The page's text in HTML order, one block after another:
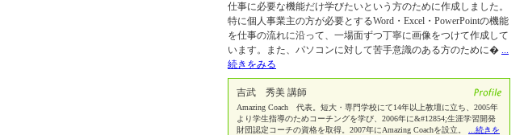
仕事に必要な機能だけ学びたいという方のために作成しました。
特に個人事業主の方が必要とするWord・Excel・PowerPointの機能
を仕事の流れに沿って、一場面ずつ丁寧に画像をつけて作成して
います。また、パソコンに対して苦手意識のある方のために� ...
続きをみる
吉武 秀美 講師
Amazing Coach 代表。短大・専門学校にて14年以上教壇に立ち、2005年
より学生指導のためコーチングを学び、2006年に&#12854;生涯学習開発
財団認定コーチの資格を取得。2007年にAmazing Coachを設立。
...続きを